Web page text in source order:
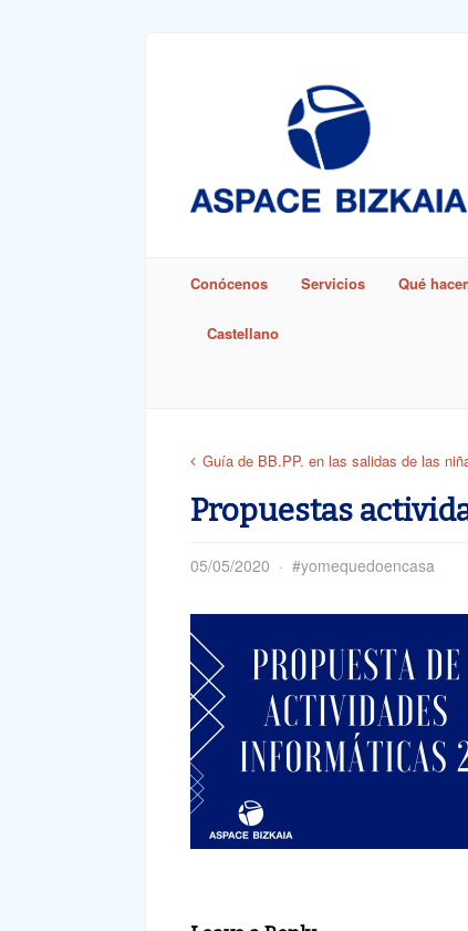
Conócenos Servicios Qué
Castellano
Guía de BB.PP. en las salidas de las
Propuestas
05/05/2020 #yomequedoencasa